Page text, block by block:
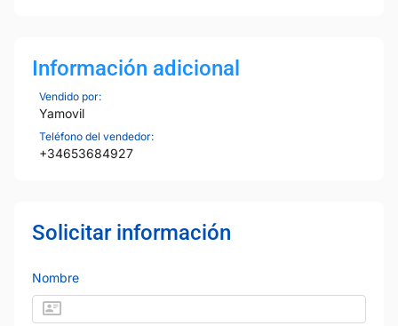
Información adicional
Vendido por:
Yamovil
Teléfono del vendedor:
+34653684927
Solicitar información
Nombre